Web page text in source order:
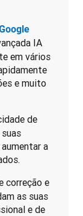
IA
em vários
e muito
de
a
correção e
as suas
e de